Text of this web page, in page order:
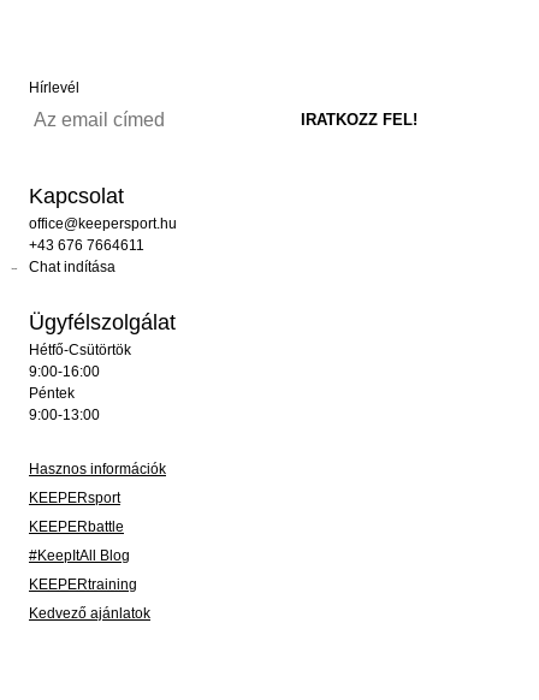
Hírlevél
Kapcsolat
office@keepersport.hu
+43 676 7664611
Chat indítása
Ügyfélszolgálat
Hétfő-Csütörtök
9:00-16:00
Péntek
9:00-13:00
Hasznos információk
KEEPERsport
KEEPERbattle
#KeepItAll Blog
KEEPERtraining
Kedvező ajánlatok